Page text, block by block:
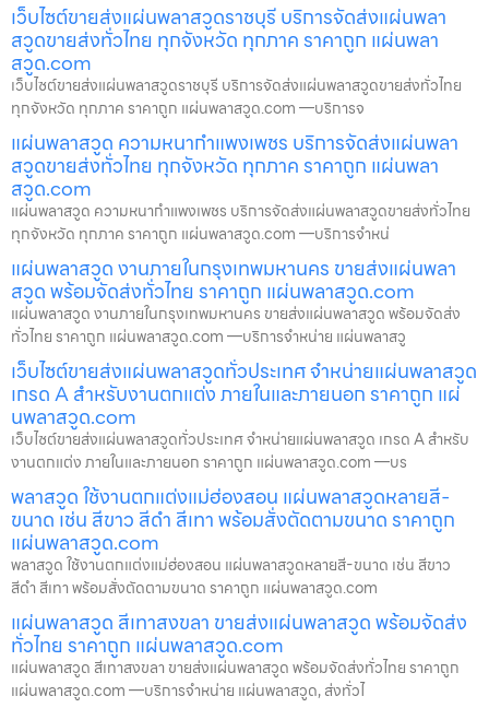
เว็บไซต์ขายส่งแผ่นพลาสวูดราชบุรี บริการจัดส่งแผ่นพลา
สวูดขายส่งทั่วไทย ทุกจังหวัด ทุกภาค ราคาถูก แผ่นพลา
สวูด.com
เว็บไซต์ขายส่งแผ่นพลาสวูดราชบุรี บริการจัดส่งแผ่นพลาสวูดขายส่งทั่วไทย
ทุกจังหวัด ทุกภาค ราคาถูก แผ่นพลาสวูด.com —บริการจ
แผ่นพลาสวูด ความหนากำแพงเพชร บริการจัดส่งแผ่นพลา
สวูดขายส่งทั่วไทย ทุกจังหวัด ทุกภาค ราคาถูก แผ่นพลา
สวูด.com
แผ่นพลาสวูด ความหนากำแพงเพชร บริการจัดส่งแผ่นพลาสวูดขายส่งทั่วไทย
ทุกจังหวัด ทุกภาค ราคาถูก แผ่นพลาสวูด.com —บริการจำหน่
แผ่นพลาสวูด งานภายในกรุงเทพมหานคร ขายส่งแผ่นพลา
สวูด พร้อมจัดส่งทั่วไทย ราคาถูก แผ่นพลาสวูด.com
แผ่นพลาสวูด งานภายในกรุงเทพมหานคร ขายส่งแผ่นพลาสวูด พร้อมจัดส่ง
ทั่วไทย ราคาถูก แผ่นพลาสวูด.com —บริการจำหน่าย แผ่นพลาสวู
เว็บไซต์ขายส่งแผ่นพลาสวูดทั่วประเทศ จำหน่ายแผ่นพลาสวูด
เกรด A สำหรับงานตกแต่ง ภายในและภายนอก ราคาถูก แผ่
นพลาสวูด.com
เว็บไซต์ขายส่งแผ่นพลาสวูดทั่วประเทศ จำหน่ายแผ่นพลาสวูด เกรด A สำหรับ
งานตกแต่ง ภายในและภายนอก ราคาถูก แผ่นพลาสวูด.com —บร
พลาสวูด ใช้งานตกแต่งแม่ฮ่องสอน แผ่นพลาสวูดหลายสี-
ขนาด เช่น สีขาว สีดำ สีเทา พร้อมสั่งตัดตามขนาด ราคาถูก
แผ่นพลาสวูด.com
พลาสวูด ใช้งานตกแต่งแม่ฮ่องสอน แผ่นพลาสวูดหลายสี-ขนาด เช่น สีขาว
สีดำ สีเทา พร้อมสั่งตัดตามขนาด ราคาถูก แผ่นพลาสวูด.com
แผ่นพลาสวูด สีเทาสงขลา ขายส่งแผ่นพลาสวูด พร้อมจัดส่ง
ทั่วไทย ราคาถูก แผ่นพลาสวูด.com
แผ่นพลาสวูด สีเทาสงขลา ขายส่งแผ่นพลาสวูด พร้อมจัดส่งทั่วไทย ราคาถูก
แผ่นพลาสวูด.com —บริการจำหน่าย แผ่นพลาสวูด, ส่งทั่วไ